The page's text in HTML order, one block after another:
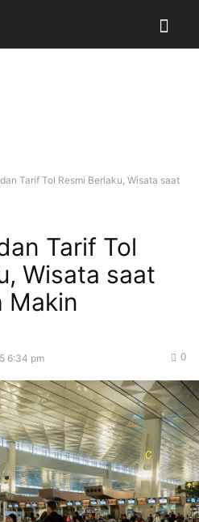
Tarif Tol Resmi Berlaku, Wisata saat
Tarif Tol
Wisata saat
Makin
6:34 pm 0